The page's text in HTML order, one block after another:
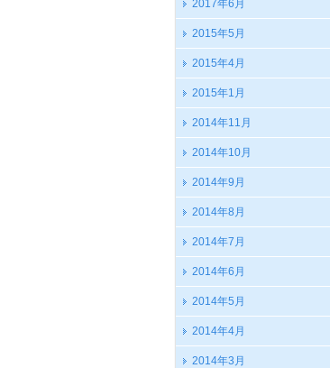
2017年6月
2015年5月
2015年4月
2015年1月
2014年11月
2014年10月
2014年9月
2014年8月
2014年7月
2014年6月
2014年5月
2014年4月
2014年3月